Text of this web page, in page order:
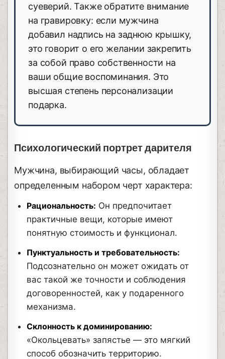
суеверий. Также обратите внимание
на гравировку: если мужчина
добавил надпись на заднюю крышку,
это говорит о его желании закрепить
за собой право собственности на
ваши общие воспоминания. Это
высшая степень персонализации
подарка.
Психологический портрет дарителя
Мужчина, выбирающий часы, обладает
определенным набором черт характера:
Рациональность: Он предпочитает
практичные вещи, которые имеют
понятную стоимость и функционал.
Пунктуальность и требовательность:
Подсознательно он может ожидать от
вас такой же точности и соблюдения
договоренностей, как у подаренного
механизма.
Склонность к доминированию:
«Окольцевать» запястье — это мягкий
способ обозначить территорию.